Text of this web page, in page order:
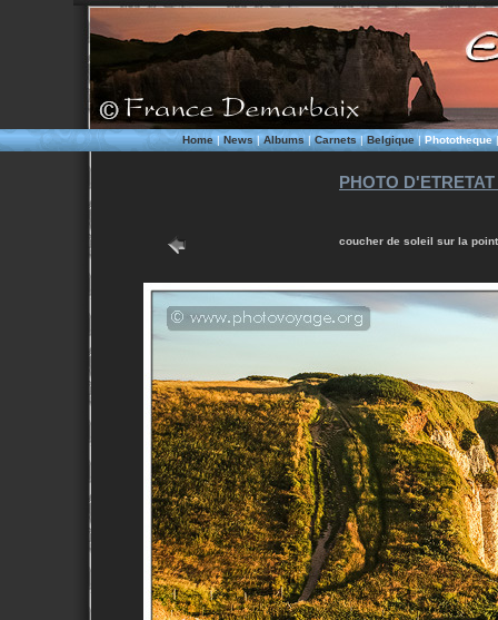
Home|News|Albums|Carnets|Belgique|Phototheque
PHOTO
coucher de soleil sur la